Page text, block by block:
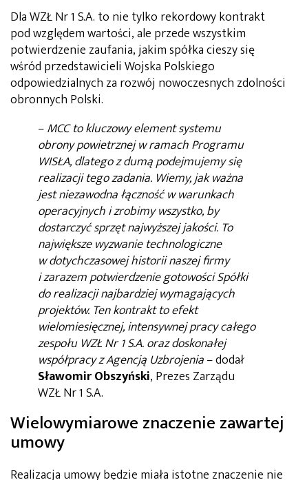
Dla WZŁ Nr 1 S.A. to nie tylko rekordowy kontrakt
pod względem wartości, ale przede wszystkim
potwierdzenie zaufania, jakim spółka cieszy się
wśród przedstawicieli Wojska Polskiego
odpowiedzialnych za rozwój nowoczesnych zdolności
obronnych Polski.
–MCC to kluczowy element systemu
obrony powietrznej w ramach Programu
WISŁA, dlatego z dumą podejmujemy się
realizacji tego zadania. Wiemy, jak ważna
jest niezawodna łączność w warunkach
operacyjnych i zrobimy wszystko, by
dostarczyć sprzęt najwyższej jakości. To
największe wyzwanie technologiczne
w dotychczasowej historii naszej firmy
i zarazem potwierdzenie gotowości Spółki
do realizacji najbardziej wymagających
projektów. Ten kontrakt to efekt
wielomiesięcznej, intensywnej pracy całego
zespołu WZŁ Nr 1 S.A. oraz doskonałej
współpracy z Agencją Uzbrojenia– dodał
Sławomir Obszyński, Prezes Zarządu
WZŁ Nr 1 S.A.
Wielowymiarowe znaczenie zawartej
umowy
Realizacja umowy będzie miała istotne znaczenie nie